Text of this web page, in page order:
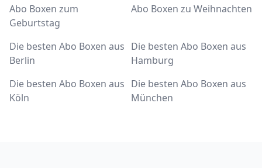
Abo Boxen zum
Geburtstag
Abo Boxen zu Weihnachten
Die besten Abo Boxen aus
Berlin
Die besten Abo Boxen aus
Hamburg
Die besten Abo Boxen aus
Köln
Die besten Abo Boxen aus
München